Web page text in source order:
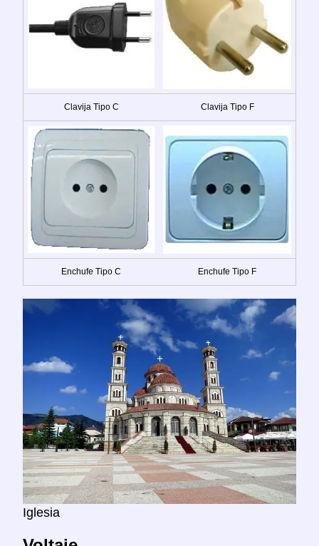
Clavija Tipo C Clavija Tipo F
Enchufe Tipo C Enchufe Tipo F
Iglesia